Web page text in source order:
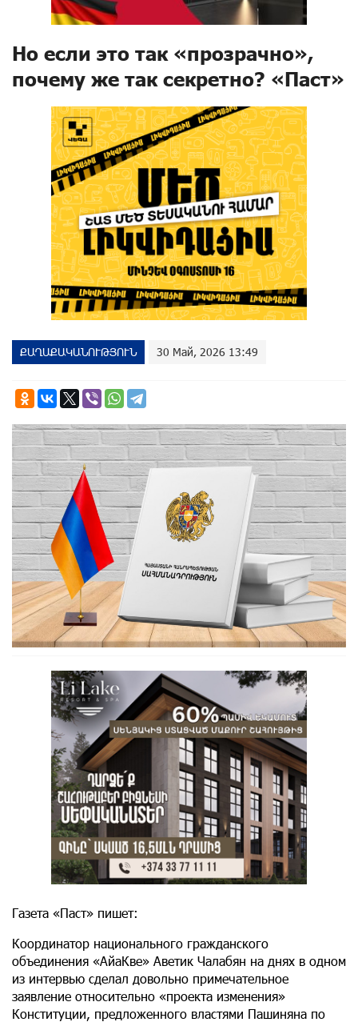
Но если это так «прозрачно»,
почему же так секретно? «Паст»
ՔԱՂԱՔԱԿԱՆՈՒԹՅՈՒՆ 30 Май, 2026 13:49
Газета «Паст» пишет:
Координатор национального гражданского
объединения «АйаКве» Аветик Чалабян на днях в одном
из интервью сделал довольно примечательное
заявление относительно «проекта изменения»
Конституции, предложенного властями Пашиняна по